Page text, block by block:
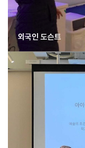
외국인 도슨트